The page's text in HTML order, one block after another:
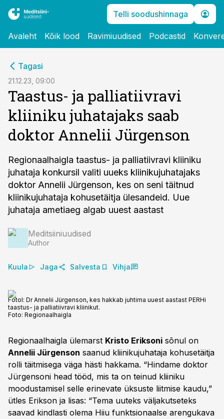
Telli soodushinnaga
Avaleht Kõik lood Ravimiuudised Podcastid
Tagasi
21.12.23, 09:00
Taastus- ja palliatiivravi
kliiniku juhatajaks saab
doktor Annelii Jürgenson
Regionaalhaigla taastus- ja palliatiivravi kliiniku
juhataja konkursil valiti uueks kliinikujuhatajaks
doktor Annelii Jürgenson, kes on seni täitnud
kliinikujuhataja kohusetäitja ülesandeid. Uue
juhataja ametiaeg algab uuest aastast
Meditsiiniuudised
Author
Kuula Jaga Salvesta Vihja
Fotol: Dr Annelii Jürgenson, kes hakkab juhtima uuest aastast PERHi
taastus- ja palliatiivravi kliinikut.
Foto: Regionaalhaigla
Regionaalhaigla ülemarst Kristo Eriksoni sõnul on
Annelii Jürgenson saanud kliinikujuhataja kohusetäitja
rolli täitmisega väga hästi hakkama. “Hindame doktor
Jürgensoni head tööd, mis ta on teinud kliiniku
moodustamisel selle erinevate üksuste liitmise kaudu,”
ütles Erikson ja lisas: “Tema uuteks väljakutseteks
saavad kindlasti olema Hiiu funktsionaalse arengukava